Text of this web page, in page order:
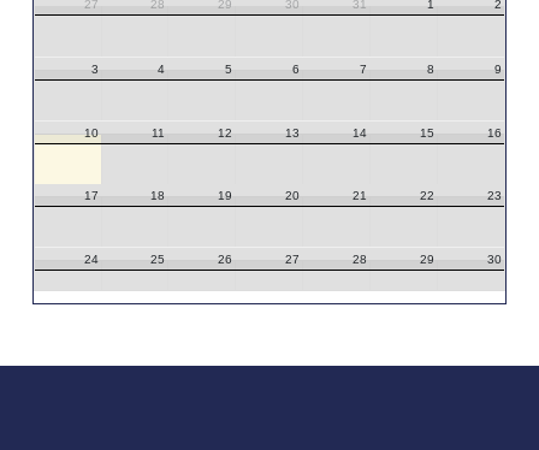
27 28 29 30 31 1 2
3 4 5 6 7 8 9
10 11 12 13 14 15 16
17 18 19 20 21 22 23
24 25 26 27 28 29 30